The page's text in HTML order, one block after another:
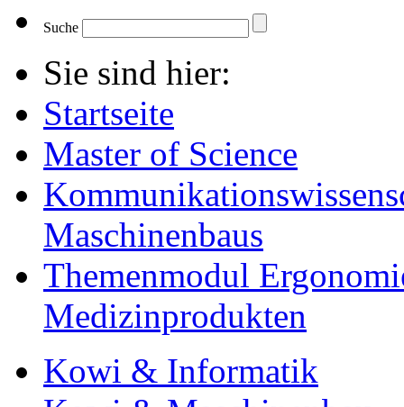
Suche
Sie sind hier:
Startseite
Master of Science
Maschinenbaus
Themenmodul
Medizinprodukten
Kowi & Informatik